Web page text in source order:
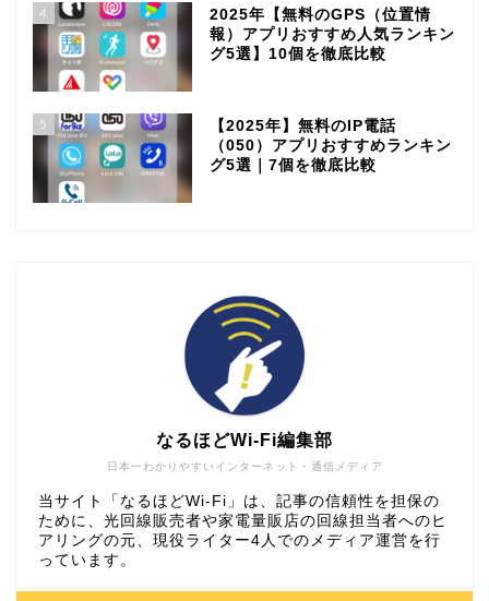
4
2025年【無料のGPS（位置情
報）アプリおすすめ人気ランキン
グ5選】10個を徹底比較
5
【2025年】無料のIP電話
（050）アプリおすすめランキン
グ5選｜7個を徹底比較
日本一わかりやすいインターネット・通信メディア
なるほどWi-Fi編集部
当サイト「なるほどWi-Fi」は、記事の信頼性を担保の
ために、光回線販売者や家電量販店の回線担当者へのヒ
アリングの元、現役ライター4人でのメディア運営を行
っています。